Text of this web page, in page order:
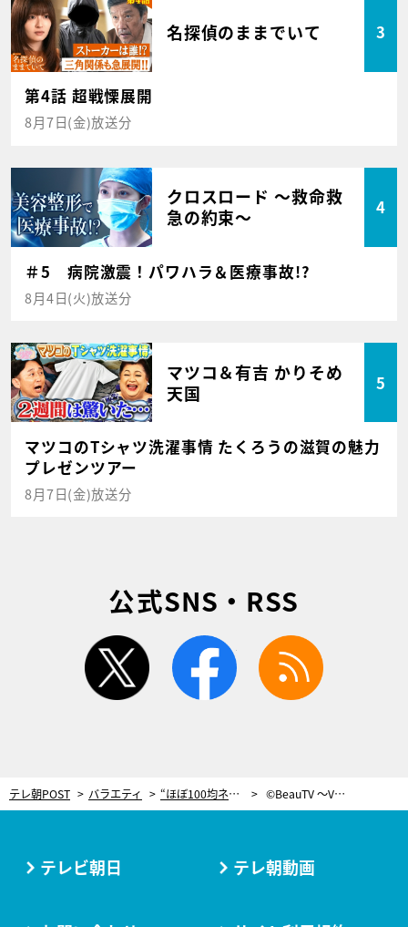
名探偵のままでいて 3
第4話 超戦慄展開
8月7日(金)放送分
クロスロード ～救命救
急の約束～
4
＃5 病院激震！パワハラ＆医療事故!?
8月4日(火)放送分
マツコ＆有吉 かりそめ
天国
5
マツコのTシャツ洗濯事情 たくろうの滋賀の魅力
プレゼンツアー
8月7日(金)放送分
公式SNS・RSS
twitter facebook
テレ朝POST バラエティ “ほぼ100均ネイル”で話題のしずくが伝授！ラメが綺麗に見える重ね方 ©BeauTV ～VOCE
テレビ朝日 テレ朝動画